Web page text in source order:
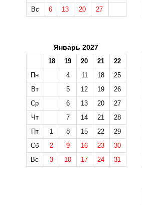
Вс
6 13 20 27
Январь 2027
18 19 20 21
22
Пн
4 11 18
25
Вт
5 12 19
26
Ср
6 13 20
27
Чт
7 14 21
28
Пт
1 8 15 22
29
Сб
2 9 16 23
30
Вс
3 10 17 24 31